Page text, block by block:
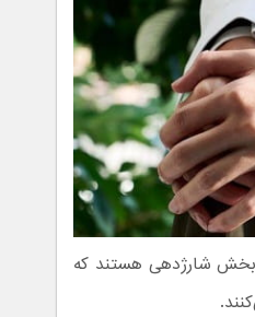
بخش شارژدهی هستند که